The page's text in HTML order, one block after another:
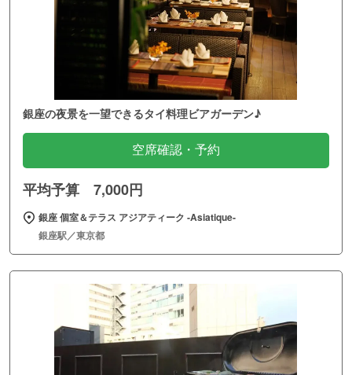
銀座の夜景を一望できるタイ料理ビアガーデン♪
空席確認・予約
平均予算 7,000円
銀座 個室＆テラス アジアティーク ‐Asiatique‐
銀座駅／東京都